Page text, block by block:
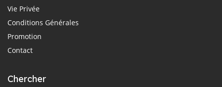
Vie Privée
Conditions Générales
Promotion
Contact
Chercher